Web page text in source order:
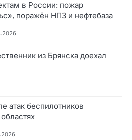
в России: пожар
поражён НПЗ и нефтебаза
из Брянска доехал
атак беспилотников